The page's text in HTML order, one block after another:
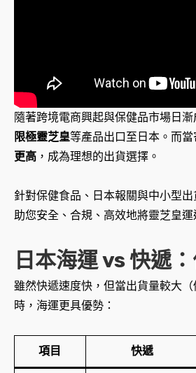
隨著跨境電商興起與保健品市場日
限極靈芝皇等產品出口至日本。而當
更高，成為理想的出貨選擇。
針對保健食品、日本報關與中小型出
助您安全、合規、高效地將靈芝皇運
日本海運 vs 快遞
雖然快遞速度快，但當出貨量較大
時，海運更具優勢：
項目 快遞